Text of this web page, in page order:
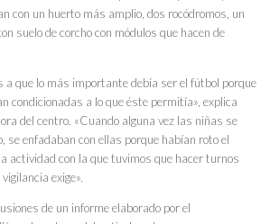
con un huerto más amplio, dos rocódromos, un
suelo de corcho con módulos que hacen de
a que lo más importante debía ser el fútbol porque
condicionadas a lo que éste permitía», explica
del centro. «Cuando alguna vez las niñas se
se enfadaban con ellas porque habían roto el
actividad con la que tuvimos que hacer turnos
exige».
de un informe elaborado por el